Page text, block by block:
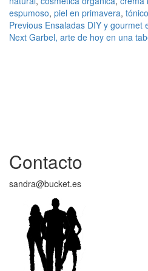
espumoso, piel en primavera,
Continue
Reading
Previous Ensaladas DIY y gourmet
Next Garbel, arte de hoy en una
Contacto
sandra@bucket.es